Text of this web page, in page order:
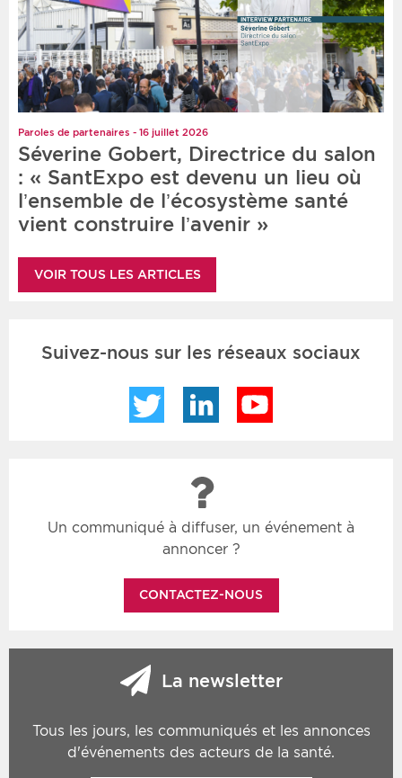
Paroles de partenaires - 16 juillet 2026
Séverine Gobert, Directrice du salon
: « SantExpo est devenu un lieu où
l’ensemble de l’écosystème santé
vient construire l’avenir »
VOIR TOUS LES ARTICLES
Suivez-nous sur les réseaux sociaux
Twitter LinkedIn
Un communiqué à diffuser, un événement à
annoncer ?
CONTACTEZ-NOUS
La newsletter
Tous les jours, les communiqués et les annonces
d'événements des acteurs de la santé.